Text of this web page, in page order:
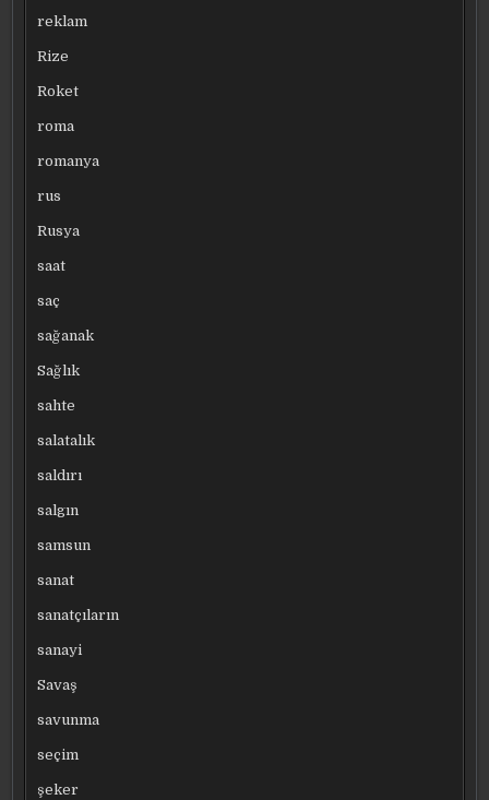
reklam
Rize
Roket
roma
romanya
rus
Rusya
saat
saç
sağanak
Sağlık
sahte
salatalık
saldırı
salgın
samsun
sanat
sanatçıların
sanayi
Savaş
savunma
seçim
şeker